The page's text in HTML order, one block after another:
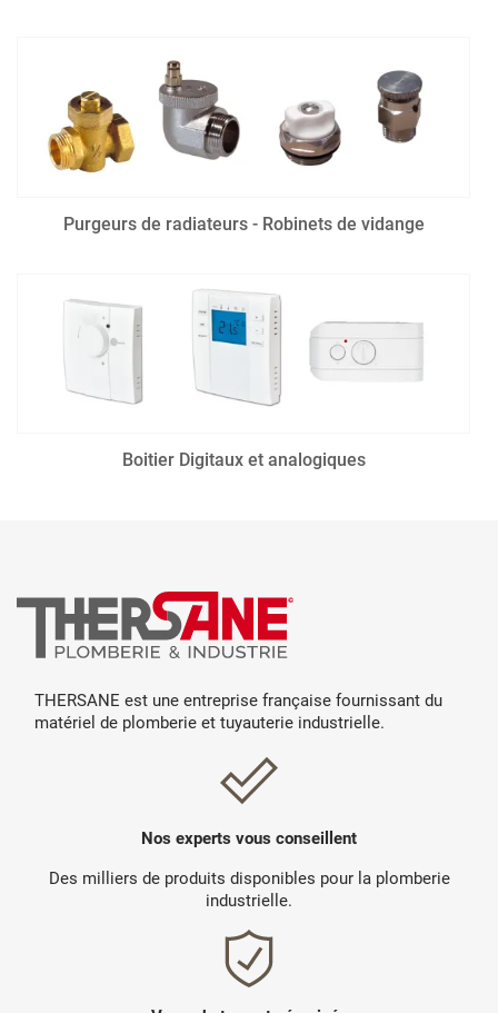
Purgeurs de radiateurs - Robinets de vidange
Boitier Digitaux et analogiques
THERSANE est une entreprise française fournissant du
matériel de plomberie et tuyauterie industrielle.
Nos experts vous conseillent
Des milliers de produits disponibles pour la plomberie
industrielle.